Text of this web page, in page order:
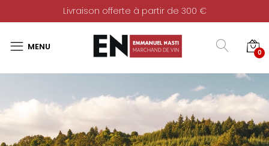
Livraison offerte à partir de 300 €
0